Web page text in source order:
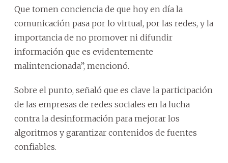
Que tomen conciencia de que hoy en día la
comunicación pasa por lo virtual, por las redes, y la
importancia de no promover ni difundir
información que es evidentemente
malintencionada”, mencionó.
Sobre el punto, señaló que es clave la participación
de las empresas de redes sociales en la lucha
contra la desinformación para mejorar los
algoritmos y garantizar contenidos de fuentes
confiables.